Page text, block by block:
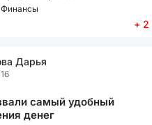
Финансы
+ 2
Дарья
самый удобный
денег